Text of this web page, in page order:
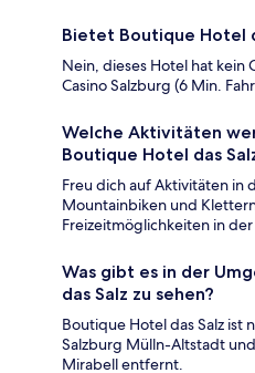
Bietet Boutique Hotel
Nein, dieses Hotel hat kein
Casino Salzburg (6 Min.
Welche Aktivitäten
Boutique Hotel das
Freu dich auf Aktivitäten in
Mountainbiken und
Freizeitmöglichkeiten in
Was gibt es in der
das Salz zu sehen?
Boutique Hotel das Salz ist
Salzburg Mülln-Altstadt
Mirabell entfernt.